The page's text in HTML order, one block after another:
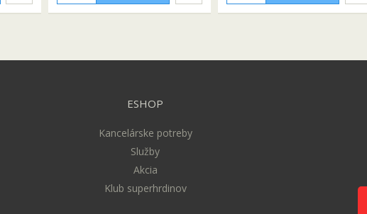
ESHOP
Kancelárske potreby
Služby
Akcia
Klub superhrdinov